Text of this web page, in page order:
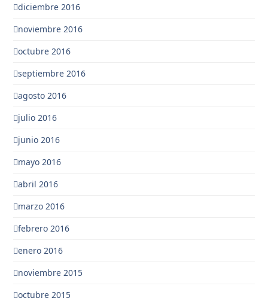
diciembre 2016
noviembre 2016
octubre 2016
septiembre 2016
agosto 2016
julio 2016
junio 2016
mayo 2016
abril 2016
marzo 2016
febrero 2016
enero 2016
noviembre 2015
octubre 2015